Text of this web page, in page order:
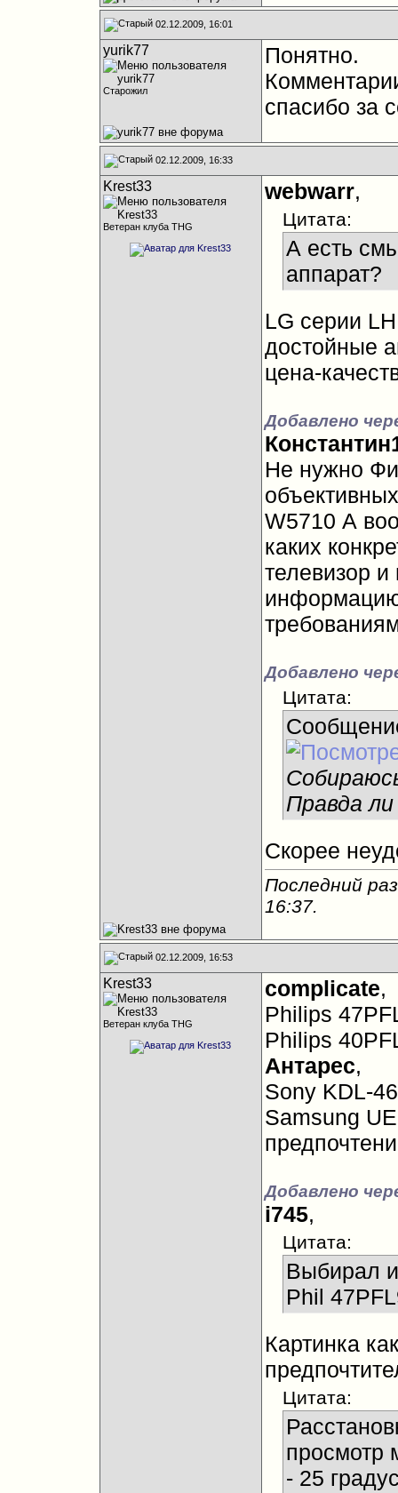
02.12.2009, 16:01
yurik77
Старожил
Понятно.
спасибо за
02.12.2009, 16:33
Krest33
Ветеран клуба THG
webwarr,
Цитата:
А есть
аппарат?
LG серии
достойные
цена-
Добавлено
Не нужно
W5710 А
каких
телевизор
Добавлено
Цитата:
Правда
Скорее
Последний
16:37.
02.12.2009, 16:53
Krest33
Ветеран клуба THG
complicate,
Philips
Philips
Антарес,
Sony KDL-
Samsung
Добавлено
i745,
Цитата:
Выбирал
Phil
Картинка
Цитата:
просмотр
- 25